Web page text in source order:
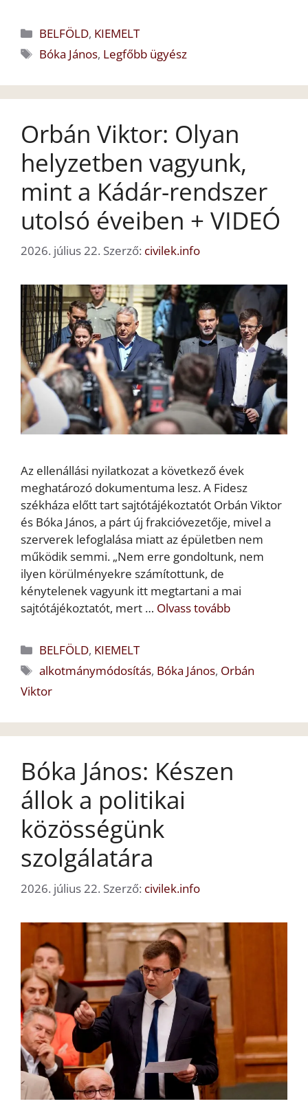
Kategória
BELFÖLD, KIEMELT
Címkék
Bóka János, Legfőbb ügyész
Orbán Viktor: Olyan
helyzetben vagyunk,
mint a Kádár-rendszer
utolsó éveiben + VIDEÓ
2026. július 22. Szerző: civilek.info
Az ellenállási nyilatkozat a következő évek
meghatározó dokumentuma lesz. A Fidesz
székháza előtt tart sajtótájékoztatót Orbán Viktor
és Bóka János, a párt új frakcióvezetője, mivel a
szerverek lefoglalása miatt az épületben nem
működik semmi. „Nem erre gondoltunk, nem
ilyen körülményekre számítottunk, de
kénytelenek vagyunk itt megtartani a mai
sajtótájékoztatót, mert … Olvass tovább
Kategória
BELFÖLD, KIEMELT
Címkék
alkotmánymódosítás, Bóka János, Orbán
Viktor
Bóka János: Készen
állok a politikai
közösségünk
szolgálatára
2026. július 22. Szerző: civilek.info